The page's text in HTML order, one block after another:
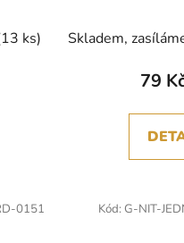
ks)
Skladem,
79
0151 Kód: G-NIT-